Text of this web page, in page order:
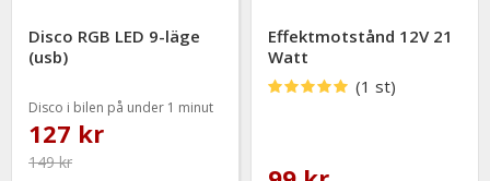
Disco RGB LED 9-läge
(usb)
Disco i bilen på under 1 minut
127 kr
149 kr
Effektmotstånd 12V 21
Watt
(1 st)